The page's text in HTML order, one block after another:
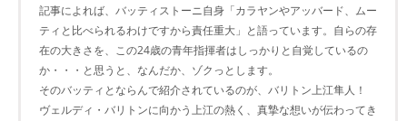
記事によれば、バッティストーニ自身「カラヤンやアッバード、ムー
ティと比べられるわけですから責任重大」と語っています。自らの存
在の大きさを、この24歳の青年指揮者はしっかりと自覚しているの
か・・・と思うと、なんだか、ゾクっとします。
そのバッティとならんで紹介されているのが、バリトン上江隼人！
ヴェルディ・バリトンに向かう上江の熱く、真摯な想いが伝わってき